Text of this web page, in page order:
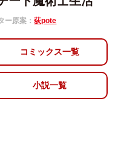
ー原案：荻pote
コミックス一覧
小説一覧